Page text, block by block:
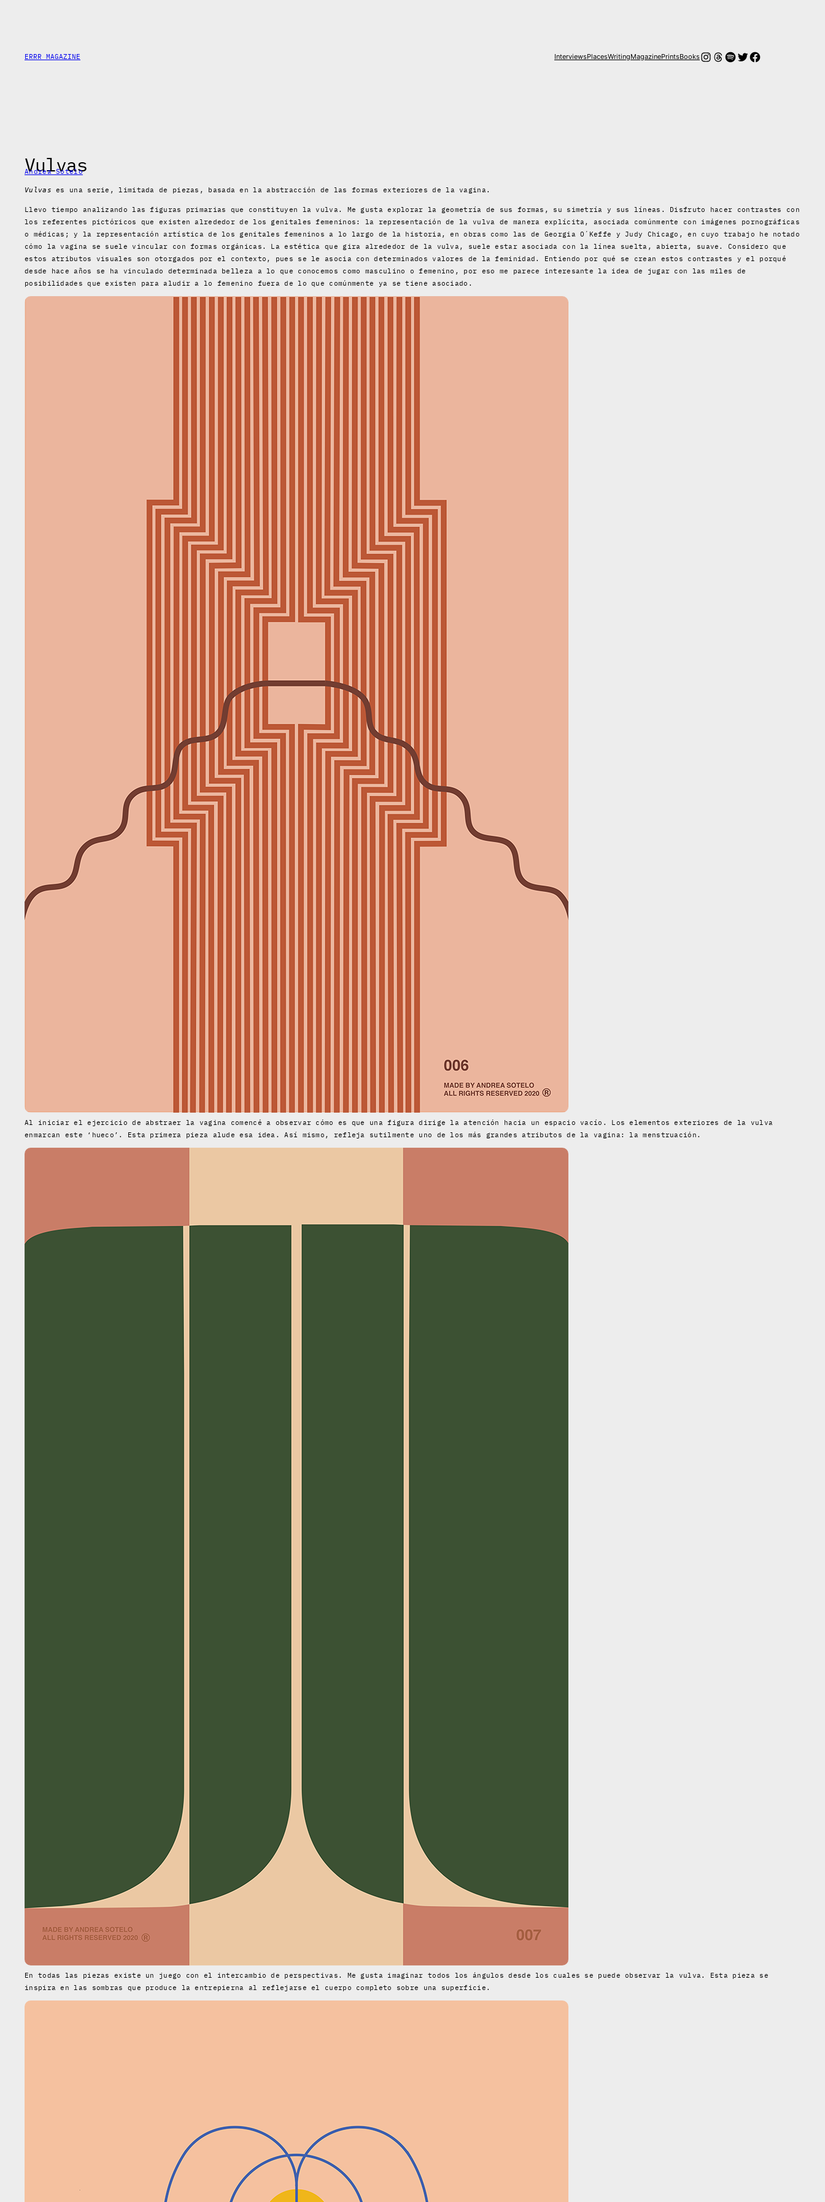
ERRR MAGAZINE InterviewsPlacesWritingMagazinePrintsBooksInstagram
Threads
Spotify
Twitter
Facebook
Vulvas
Andrea Sotelo
Vulvas es una serie, limitada de piezas, basada en la abstracción de las formas exteriores de la vagina.
Llevo tiempo analizando las figuras primarias que constituyen la vulva. Me gusta explorar la geometría de sus formas, su simetría y sus líneas. Disfruto hacer contrastes con
los referentes pictóricos que existen alrededor de los genitales femeninos: la representación de la vulva de manera explícita, asociada comúnmente con imágenes pornográficas
o médicas; y la representación artística de los genitales femeninos a lo largo de la historia, en obras como las de Georgia O´Keffe y Judy Chicago, en cuyo trabajo he notado
cómo la vagina se suele vincular con formas orgánicas. La estética que gira alrededor de la vulva, suele estar asociada con la línea suelta, abierta, suave. Considero que
estos atributos visuales son otorgados por el contexto, pues se le asocia con determinados valores de la feminidad. Entiendo por qué se crean estos contrastes y el porqué
desde hace años se ha vinculado determinada belleza a lo que conocemos como masculino o femenino, por eso me parece interesante la idea de jugar con las miles de
posibilidades que existen para aludir a lo femenino fuera de lo que comúnmente ya se tiene asociado.
Al iniciar el ejercicio de abstraer la vagina comencé a observar cómo es que una figura dirige la atención hacia un espacio vacío. Los elementos exteriores de la vulva
enmarcan este ‘hueco’. Esta primera pieza alude esa idea. Así mismo, refleja sutilmente uno de los más grandes atributos de la vagina: la menstruación.
En todas las piezas existe un juego con el intercambio de perspectivas. Me gusta imaginar todos los ángulos desde los cuales se puede observar la vulva. Esta pieza se
inspira en las sombras que produce la entrepierna al reflejarse el cuerpo completo sobre una superficie.